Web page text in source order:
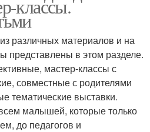
классы.
различных материалов и на
представлены в этом разделе.
мастер-классы с
совместные с родителями
тематические выставки.
малышей, которые только
до педагогов и